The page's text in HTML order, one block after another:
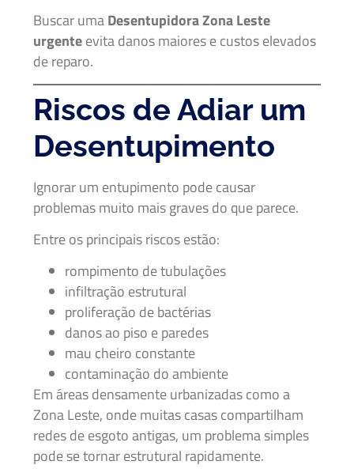
Buscar umaDesentupidora Zona Leste
urgenteevita danos maiores e custos elevados
de reparo.
Riscos de Adiar um
Desentupimento
Ignorar um entupimento pode causar
problemas muito mais graves do que parece.
Entre os principais riscos estão:
rompimento de tubulações
infiltração estrutural
proliferação de bactérias
danos ao piso e paredes
mau cheiro constante
contaminação do ambiente
Em áreas densamente urbanizadas como a
Zona Leste, onde muitas casas compartilham
redes de esgoto antigas, um problema simples
pode se tornar estrutural rapidamente.